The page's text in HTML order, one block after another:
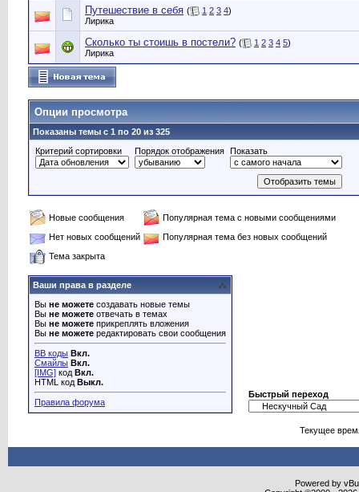
Путешествие в себя ( 1 2 3 4)
Лирика
Сколько ты стоишь в постели? ( 1 2 3 4 5)
Лирика
Опции просмотра
Показаны темы с 1 по 20 из 325
Критерий сортировки
Порядок отображения Показать
Новые сообщения
Популярная тема с новыми сообщениями
Нет новых сообщений
Популярная тема без новых сообщений
Тема закрыта
Ваши права в разделе
Вы не можете создавать новые темы
Вы не можете отвечать в темах
Вы не можете прикреплять вложения
Вы не можете редактировать свои сообщения
BB коды Вкл.
Смайлы Вкл.
[IMG] код Вкл.
HTML код Выкл.
Правила форума
Быстрый переход
Текущее
Powered by